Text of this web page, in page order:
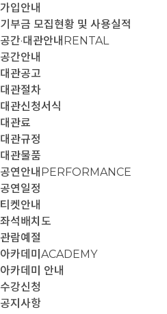
가입안내
기부금 모집현황 및 사용실적
공간·대관안내 RENTAL
공간안내
대관공고
대관절차
대관신청서식
대관료
대관규정
대관물품
공연안내 PERFORMANCE
공연일정
티켓안내
좌석배치도
관람예절
아카데미 ACADEMY
아카데미 안내
수강신청
공지사항